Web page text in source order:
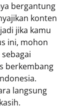
bergantung
konten
jika kamu
ini, mohon
berkembang
langsung